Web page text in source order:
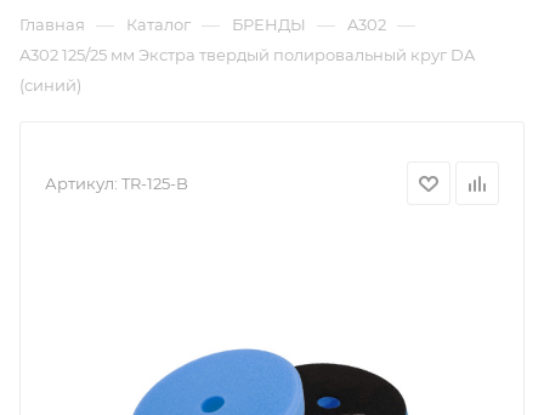
Главная — Каталог — БРЕНДЫ — A302 —
A302 125/25 мм Экстра твердый полировальный круг DA
(синий)
Артикул: TR-125-B